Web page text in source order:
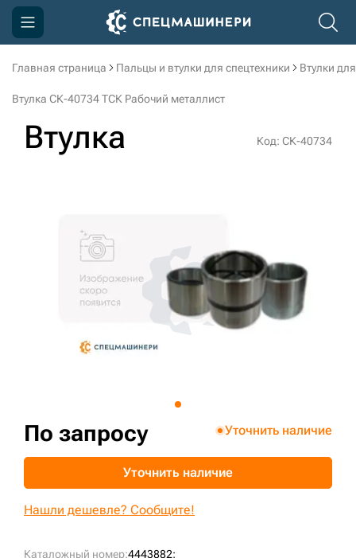
Главная страница Пальцы и втулки для спецтехники Втулки
Втулка СК-40734 ТСК Рабочий металлист
Втулка Код: СК-40734
Каталожный номер:4443882;
По запросу Уточнить наличие
Уточнить наличие
Нашли дешевле? Сообщите!
Компания
Доставка и оплата
3D тур по производству
3D тур по складам
sksale@skdst.ru